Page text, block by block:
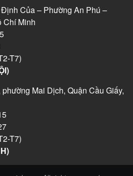
Của – Phường An Phú –
Chí Minh
T7)
Mai Dịch, Quận Cầu Giấy,
T7)